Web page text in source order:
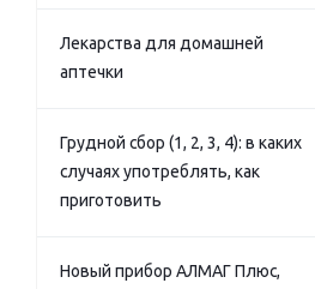
Лекарства для домашней
аптечки
Грудной сбор (1, 2, 3, 4): в каких
случаях употреблять, как
приготовить
Новый прибор АЛМАГ Плюс,